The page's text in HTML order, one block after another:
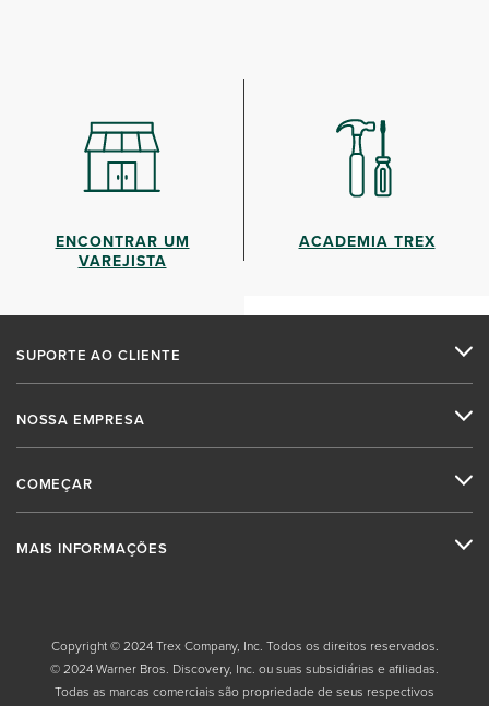
ENCONTRAR UM
VAREJISTA
ACADEMIA TREX
SUPORTE AO CLIENTE
NOSSA EMPRESA
COMEÇAR
MAIS INFORMAÇÕES
Copyright © 2024 Trex Company, Inc. Todos os direitos reservados.
© 2024 Warner Bros. Discovery, Inc. ou suas subsidiárias e afiliadas.
Todas as marcas comerciais são propriedade de seus respectivos